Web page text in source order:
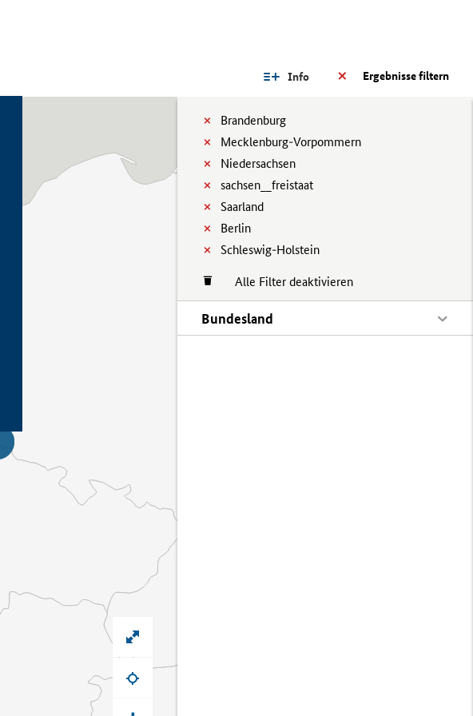
Ergebnisse filtern
Info
Brandenburg
Mecklenburg-Vorpommern
Niedersachsen
sachsen__freistaat
Saarland
Berlin
Schleswig-Holstein
Alle Filter deaktivieren
Bundesland